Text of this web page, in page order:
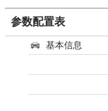
参数配置表
基本信息